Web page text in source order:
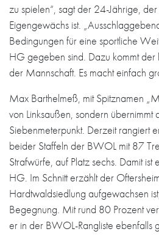
zu spielen“, sagt der 24-Jährige,
Eigengewächs ist.
Bedingungen für eine sportliche
HG gegeben sind. Dazu kommt der
der Mannschaft. Es macht einfach
Max Barthelmeß, mit Spitznamen
von Linksaußen, sondern übernimmt
Siebenmeterpunkt. Derzeit rangiert
beider Staffeln der BWOL mit 87
Strafwürfe, auf Platz sechs. Damit
HG. Im Schnitt erzählt der
Hardtwaldsiedlung aufgewachsen
Begegnung. Mit rund 80 Prozent
er in der BWOL-Rangliste ebenfalls